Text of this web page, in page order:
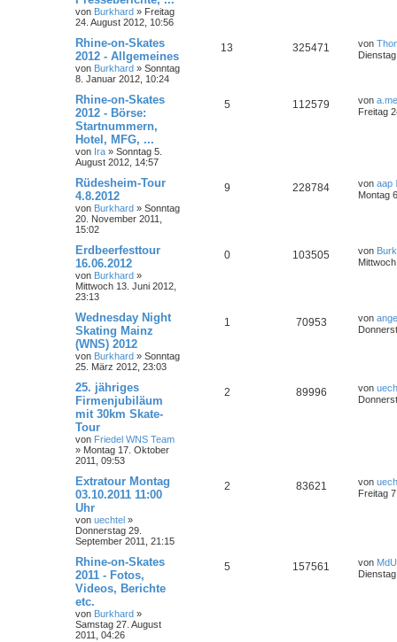
von Burkhard » Freitag
24. August 2012, 10:56
Rhine-on-Skates
2012 - Allgemeines
von Burkhard » Sonntag
8. Januar 2012, 10:24
13 325471 von
Rhine-on-Skates
2012 - Börse:
Startnummern,
Hotel, MFG, ...
von Ira » Sonntag 5.
August 2012, 14:57
5 112579 von
Freitag
Rüdesheim-Tour
4.8.2012
von Burkhard » Sonntag
20. November 2011,
15:02
9 228784 von aap
Montag
Erdbeerfesttour
16.06.2012
von Burkhard »
Mittwoch 13. Juni 2012,
23:13
0 103505 von
Wednesday Night
Skating Mainz
(WNS) 2012
von Burkhard » Sonntag
25. März 2012, 23:03
1 70953 von
25. jähriges
Firmenjubiläum
mit 30km Skate-
Tour
von Friedel WNS Team
» Montag 17. Oktober
2011, 09:53
2 89996 von
Extratour Montag
03.10.2011 11:00
Uhr
von uechtel »
Donnerstag 29.
September 2011, 21:15
2 83621 von
Freitag
Rhine-on-Skates
2011 - Fotos,
Videos, Berichte
etc.
von Burkhard »
Samstag 27. August
2011, 04:26
5 157561 von MdU